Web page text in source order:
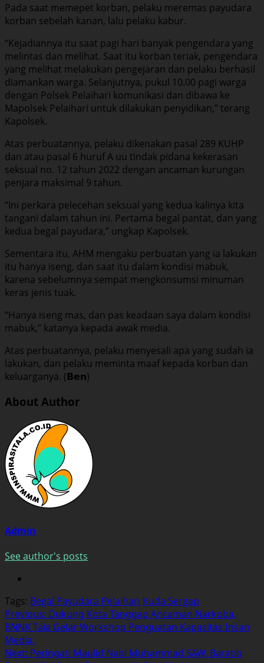
Pada saat memepet korban, pelaku meremas payudara
korban sebelah kanan, lalu pelaku kabur.
“Kejadiannya itu saat pagi hari banyak pengendara yang
melintas dan melihat. Saat itu korban teriak, pengendara
yang melihat melakukan pengejaran dan pelaku berhasil
diamankan warga. Selanjutnya, pukul 10.00 pagi warga
dengan Polsek Pelaihari komunikasi dan dibawa ke
Mapolsek Pelaihari untuk dilakukan penyidikan,” terang
Kapolsek.
Atas perbuatannya, pelaku dikenakan pasal 289 KUHP
dan atau pasal 6 huruf A uu tindak pidana kekerasan
seksual no. 12 tahun 2022 dengan ancaman kurungan
penjara maksimal 9 tahun.
“Ini perkara pelecehan seksual yang kedua kalinya kita
tangani dalam tahun ini. Pertama begal pantat, dan yang
kedua begal payudara,” ungkap Kapolsek.
Sementara itu, AHM mengaku perbuatan yang ia lakukan
itu hanya iseng, dan saat itu dalam kondisi mabuk,
karena sebelumnya sempat mengkonsumsi minuman
keras jenis tuak.
“Hanya iseng mas, dan pas keadaan saya dalam kondisi
mabuk,” katanya kepada awak media.
Atas perbuatannya, pelaku menyesali apa yang sudah ia
lakukan, dan pelaku meminta maaf kepada korban dan
keluarganya. (𝗕𝗲𝗻)
About Author
Admin
See author's posts
Tags: Begal Payudara Pelaihari Kuda Sergap
Post
navigation
Previous: Dukung Kota Tanggap Ancaman Narkoba,
BNNK Tala Gelar Workshop Penguatan Kapasitas Insan
Media.
Next: Peringati Maulid Nabi Muhammad SAW, Baratib